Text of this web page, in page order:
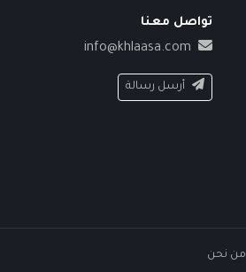
تواصل معنا
info@khlaasa.com
أرسل رسالة
من نحن